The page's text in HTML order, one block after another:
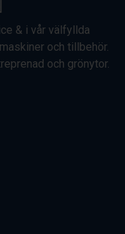
& i vår välfyllda
och tillbehör.
och grönytor.